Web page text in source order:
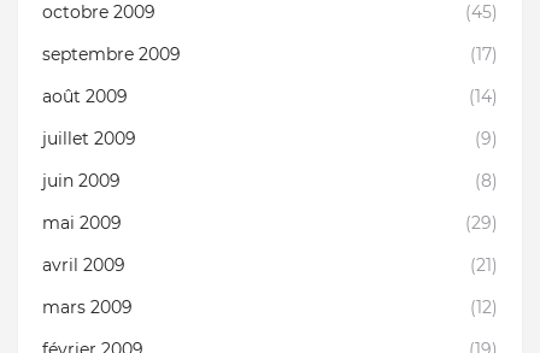
octobre 2009
(45)
septembre 2009
(17)
août 2009
(14)
juillet 2009
(9)
juin 2009
(8)
mai 2009
(29)
avril 2009
(21)
mars 2009
(12)